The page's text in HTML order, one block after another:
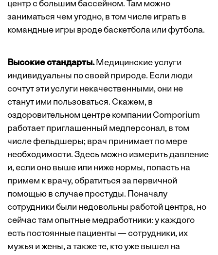
центр с большим бассейном. Там можно
заниматься чем угодно, в том числе играть в
командные игры вроде баскетбола или футбола.
Высокие стандарты.Медицинские услуги
индивидуальны по своей природе. Если люди
сочтут эти услуги некачественными, они не
станут ими пользоваться. Скажем, в
оздоровительном центре компании Comporium
работает приглашенный медперсонал, в том
числе фельдшеры; врач принимает по мере
необходимости. Здесь можно измерить давление
и, если оно выше или ниже нормы, попасть на
примем к врачу, обратиться за первичной
помощью в случае простуды. Поначалу
сотрудники были недовольны работой центра, но
сейчас там опытные медработники: у каждого
есть постоянные пациенты — сотрудники, их
мужья и жены, а также те, кто уже вышел на